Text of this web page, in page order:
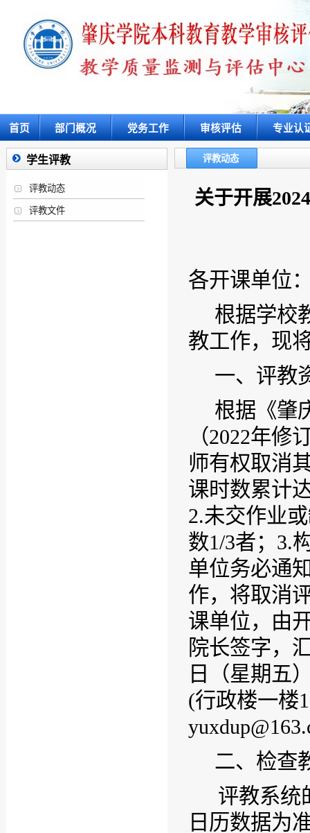
首页 部门概况 党务工作 审核评估 专业认
学生评教
评教动态
评教文件
评教动态
关于开展
各开课单位
根据学校
教工作，现
一、评教
根据《肇
（2022年修
师有权取消
课时数累计
2.未交作业
数1/3者； 3.
单位务必通
作，将取消
课单位，由
院长签字，
日（星期五
(行政楼一楼
yuxdup@
二、检查
评教系统
日历数据为